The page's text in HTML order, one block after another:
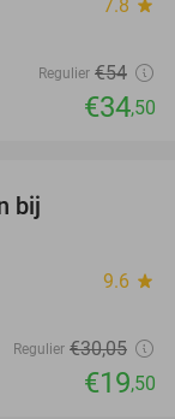
7.8 star
Regulier €54
€34,50
bij
9.6 star
Regulier €30,05
€19,50